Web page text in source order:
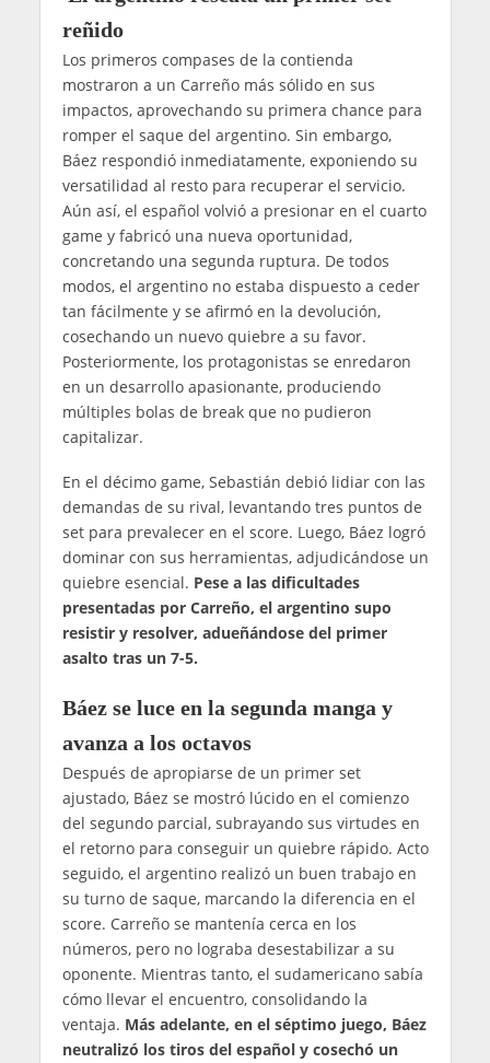
reñido
Los primeros compases de la contienda
mostraron a un Carreño más sólido en sus
impactos, aprovechando su primera chance para
romper el saque del argentino. Sin embargo,
Báez respondió inmediatamente, exponiendo su
versatilidad al resto para recuperar el servicio.
Aún así, el español volvió a presionar en el cuarto
game y fabricó una nueva oportunidad,
concretando una segunda ruptura. De todos
modos, el argentino no estaba dispuesto a ceder
tan fácilmente y se afirmó en la devolución,
cosechando un nuevo quiebre a su favor.
Posteriormente, los protagonistas se enredaron
en un desarrollo apasionante, produciendo
múltiples bolas de break que no pudieron
capitalizar.
En el décimo game, Sebastián debió lidiar con las
demandas de su rival, levantando tres puntos de
set para prevalecer en el score. Luego, Báez logró
dominar con sus herramientas, adjudicándose un
quiebre esencial. Pese a las dificultades
presentadas por Carreño, el argentino supo
resistir y resolver, adueñándose del primer
asalto tras un 7-5.
Báez se luce en la segunda manga y
avanza a los octavos
Después de apropiarse de un primer set
ajustado, Báez se mostró lúcido en el comienzo
del segundo parcial, subrayando sus virtudes en
el retorno para conseguir un quiebre rápido. Acto
seguido, el argentino realizó un buen trabajo en
su turno de saque, marcando la diferencia en el
score. Carreño se mantenía cerca en los
números, pero no lograba desestabilizar a su
oponente. Mientras tanto, el sudamericano sabía
cómo llevar el encuentro, consolidando la
ventaja. Más adelante, en el séptimo juego, Báez
neutralizó los tiros del español y cosechó un